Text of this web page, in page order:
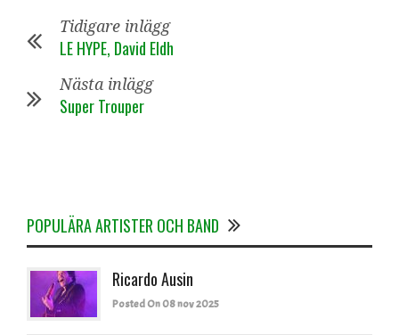
Tidigare inlägg
LE HYPE, David Eldh
Nästa inlägg
Super Trouper
POPULÄRA ARTISTER OCH BAND
Ricardo Ausin
Posted On 08 nov 2025